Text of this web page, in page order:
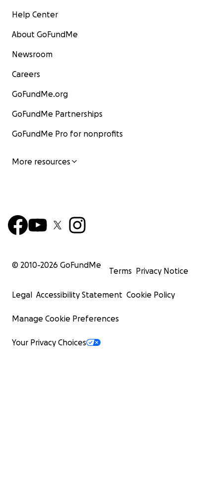
Help Center
About GoFundMe
Newsroom
Careers
GoFundMe.org
GoFundMe Partnerships
GoFundMe Pro for nonprofits
More resources
© 2010-2026 GoFundMe
Terms Privacy Notice
Legal Accessibility Statement Cookie Policy
Manage Cookie Preferences
Your Privacy Choices